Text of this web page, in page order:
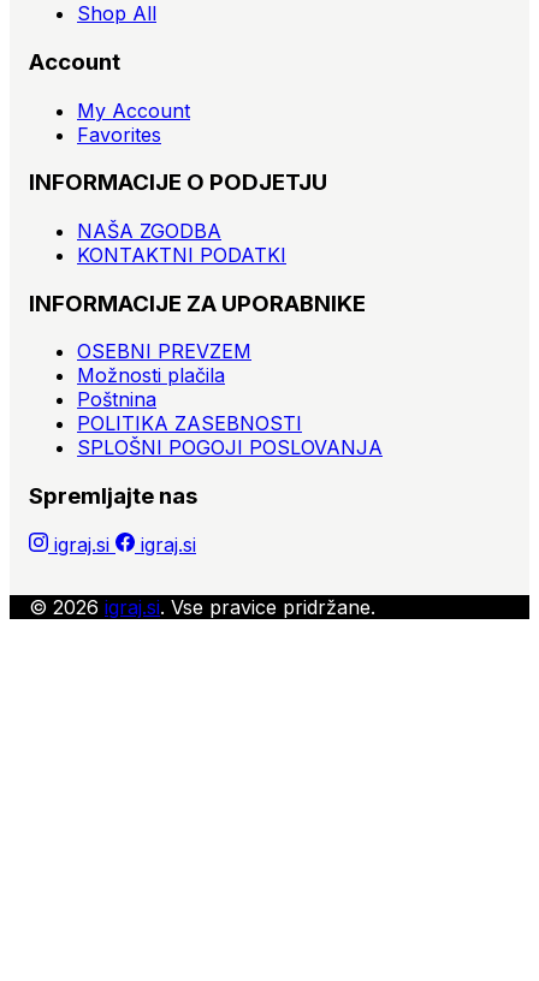
Shop All
Account
My Account
Favorites
INFORMACIJE O PODJETJU
NAŠA ZGODBA
KONTAKTNI PODATKI
INFORMACIJE ZA UPORABNIKE
OSEBNI PREVZEM
Možnosti plačila
Poštnina
POLITIKA ZASEBNOSTI
SPLOŠNI POGOJI POSLOVANJA
Spremljajte nas
igraj.si igraj.si
© 2026 igraj.si. Vse pravice pridržane.